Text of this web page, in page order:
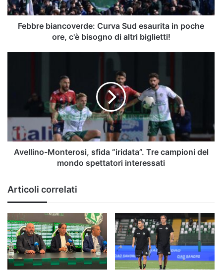
ore,
c'è
bisogno
Febbre biancoverde: Curva Sud esaurita in poche
ore, c'è bisogno di altri biglietti!
del
mondo
spettatori
interessati
Avellino-Monterosi, sfida “iridata”. Tre campioni del
mondo spettatori interessati
Articoli correlati